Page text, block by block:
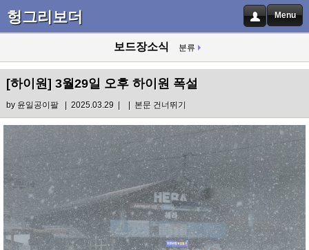
헝그리보더 Menu
보드장소식 분류
[하이원] 3월29일 오후 하이원 폭설
by 윤일공이팔| 2025.03.29 | | 본문 건너뛰기